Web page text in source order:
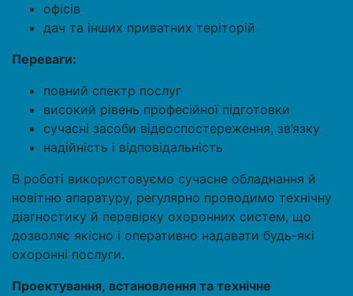
офісів
дач та інших приватних теріторій
Переваги:
повний спектр послуг
високий рівень професійної підготовки
сучасні засоби відеоспостереження, зв’язку
надійність і відповідальність
В роботі використовуємо сучасне обладнання й
новітню апаратуру, регулярно проводимо технічну
діагностику й перевірку охоронних систем, що
дозволяє якісно і оперативно надавати будь-які
охоронні послуги.
Проектування, встановлення та технічне